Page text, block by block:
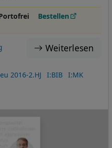
Bestellen
Weiterlesen
2016-2.HJ I:BIB
I:MK